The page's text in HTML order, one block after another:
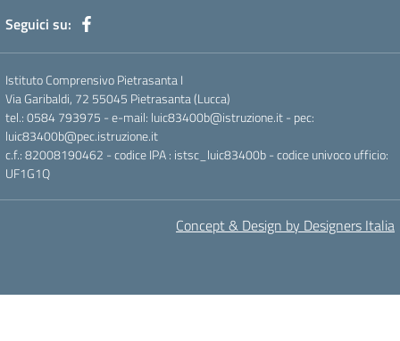
Seguici su:
Istituto Comprensivo Pietrasanta I
Via Garibaldi, 72 55045 Pietrasanta (Lucca)
tel.: 0584 793975 - e-mail: luic83400b@istruzione.it - pec:
luic83400b@pec.istruzione.it
c.f.: 82008190462 - codice IPA : istsc_luic83400b - codice univoco ufficio:
UF1G1Q
Concept & Design by Designers Italia